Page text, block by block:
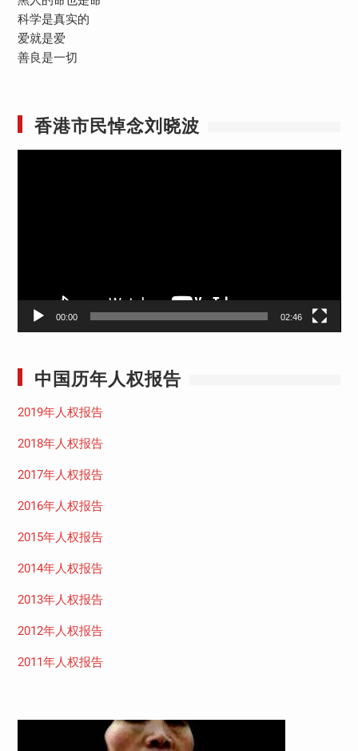
科学是真实的
爱就是爱
善良是一切
香港市民悼念刘晓波
00:00 02:46
中国历年人权报告
2019年人权报告
2018年人权报告
2017年人权报告
2016年人权报告
2015年人权报告
2014年人权报告
2013年人权报告
2012年人权报告
2011年人权报告